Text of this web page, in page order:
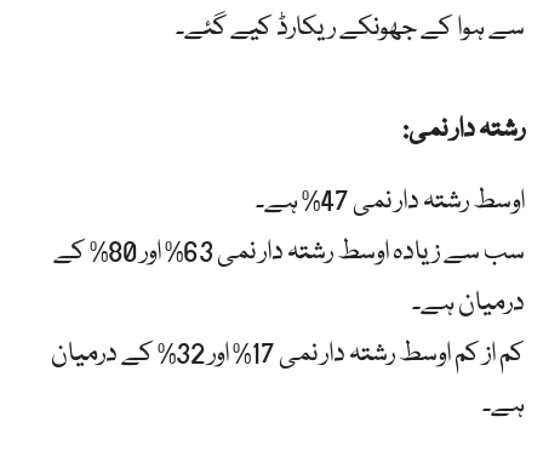
سے ہوا کے جھونکے ریکارڈ کیے گئے۔
رشتہ دار نمی:
اوسط رشتہ دار نمی 47% ہے۔
سب سے زیادہ اوسط رشتہ دار نمی 63% اور 80% کے
درمیان ہے۔
کم از کم اوسط رشتہ دار نمی 17% اور 32% کے درمیان
ہے۔